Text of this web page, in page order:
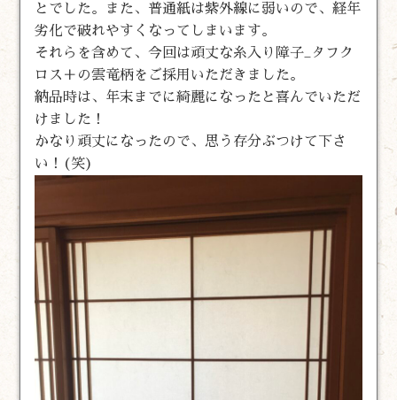
とでした。また、普通紙は紫外線に弱いので、経年
劣化で破れやすくなってしまいます。
それらを含めて、今回は頑丈な糸入り障子_タフク
ロス＋の雲竜柄をご採用いただきました。
納品時は、年末までに綺麗になったと喜んでいただ
けました！
かなり頑丈になったので、思う存分ぶつけて下さ
い！(笑)